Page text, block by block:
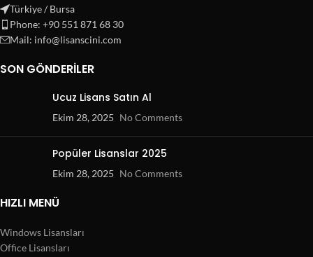
Türkiye / Bursa
Phone: +90 551 871 68 30
Mail: info@lisanscini.com
SON GÖNDERILER
Ucuz Lisans Satın Al
Ekim 28, 2025 No Comments
Popüler Lisanslar 2025
Ekim 28, 2025 No Comments
HIZLI MENÜ
Windows Lisansları
Office Lisansları